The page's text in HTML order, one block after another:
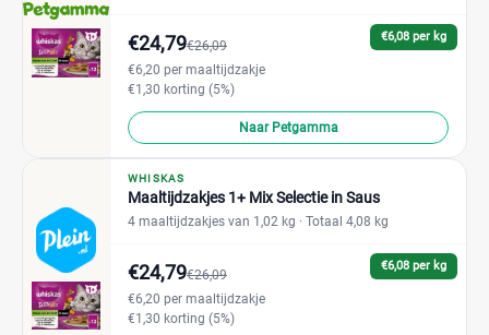
€6,08 per kg
€24,79€26,09
€6,20 per maaltijdzakje
€1,30 korting (5%)
Naar Petgamma
WHISKAS
Maaltijdzakjes 1+ Mix Selectie in Saus
4 maaltijdzakjes van 1,02 kg · Totaal 4,08 kg
€6,08 per kg
€24,79€26,09
€6,20 per maaltijdzakje
€1,30 korting (5%)